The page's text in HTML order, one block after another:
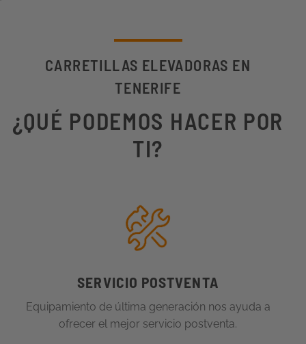
CARRETILLAS ELEVADORAS EN
TENERIFE
¿QUÉ PODEMOS HACER POR
TI?
SERVICIO POSTVENTA
Equipamiento de última generación nos ayuda a
ofrecer el mejor servicio postventa.